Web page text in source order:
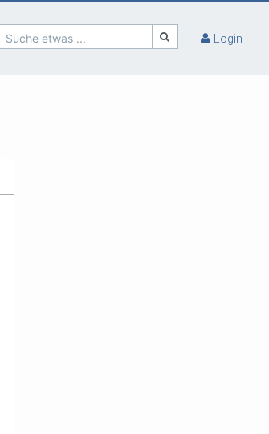
Suche etwas ... Login